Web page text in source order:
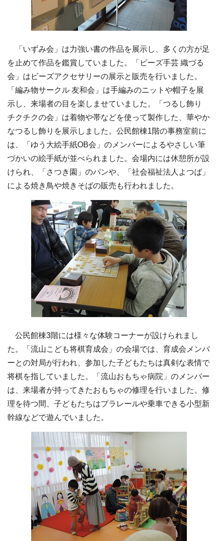
「いずみ会」は力強い書の作品を展示し、多くの方が足
を止めて作品を鑑賞していました。「ビーズ手芸 織づる
会」はビーズアクセサリーの展示と販売を行いました。
「編み物サークル 友和会」は手編みのニットや帽子を展
示し、来場者の目を楽しませていました。「つるし飾り
チクチクの会」は着物や帯などを使って製作した、華やか
なつるし飾りを展示しました。公民館棟1階の事務室前に
は、「ゆう大絵手紙OB会」のメンバーによるやさしい筆
づかいの絵手紙が並べられました。会場内には休憩所が設
けられ、「さつき園」のパンや、「社会福祉法人よつば」
による焼き鳥や焼きそばの販売も行われました。
公民館棟3階には様々な体験コーナーが設けられまし
た。「流山こども将棋育成会」の会場では、育成会メンバ
ーとの対局が行われ、参加した子どもたちは真剣な表情で
将棋を指していました。「流山おもちゃ病院」のメンバー
は、来場者が持ってきたおもちゃの修理を行いました。修
理を待つ間、子どもたちはプラレールや乗車できる小型新
幹線などで遊んでいました。